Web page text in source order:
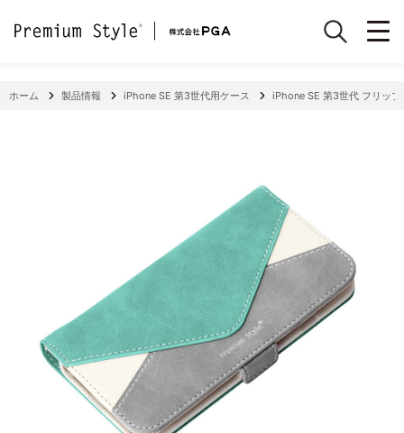
ホーム 製品情報 iPhone SE 第3世代用ケース iPhone SE 第3世代 フリッ